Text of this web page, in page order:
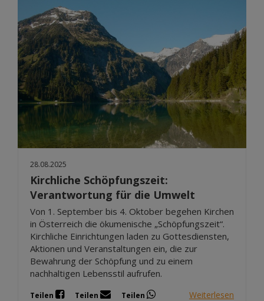
28.08.2025
Kirchliche Schöpfungszeit:
Verantwortung für die Umwelt
Von 1. September bis 4. Oktober begehen Kirchen
in Österreich die ökumenische „Schöpfungszeit“.
Kirchliche Einrichtungen laden zu Gottesdiensten,
Aktionen und Veranstaltungen ein, die zur
Bewahrung der Schöpfung und zu einem
nachhaltigen Lebensstil aufrufen.
Teilen Teilen Teilen Weiterlesen